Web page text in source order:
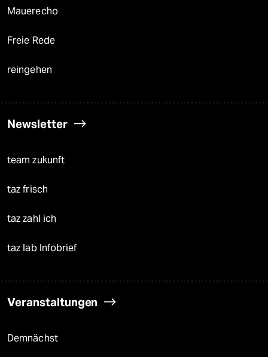
Mauerecho
Freie Rede
reingehen
Newsletter
team zukunft
taz frisch
taz zahl ich
taz lab Infobrief
Veranstaltungen
Demnächst